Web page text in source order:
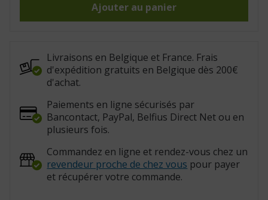
10
Ajouter au panier
Livraisons en Belgique et France. Frais
d'expédition gratuits en Belgique dès 200€
d'achat.
Paiements en ligne sécurisés par
Bancontact, PayPal, Belfius Direct Net ou en
plusieurs fois.
Commandez en ligne et rendez-vous chez un
revendeur proche de chez vous pour payer
et récupérer votre commande.